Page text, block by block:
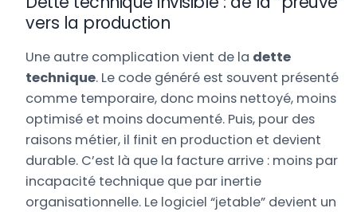
vers la production
Une autre complication vient de la dette
technique. Le code généré est souvent présenté
comme temporaire, donc moins nettoyé, moins
optimisé et moins documenté. Puis, pour des
raisons métier, il finit en production et devient
durable. C’est là que la facture arrive : moins par
incapacité technique que par inertie
organisationnelle. Le logiciel “jetable” devient un